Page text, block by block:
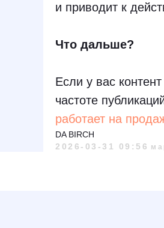
и приводит к
Что дальше?
Если у вас
частоте
работает на
DA BIRCH
2026-03-31 09:56